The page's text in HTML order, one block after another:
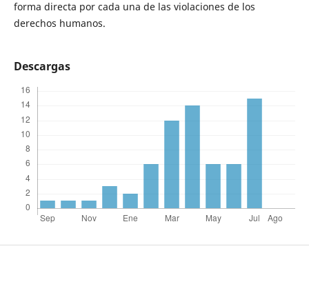
forma directa por cada una de las violaciones de los
derechos humanos.
Descargas